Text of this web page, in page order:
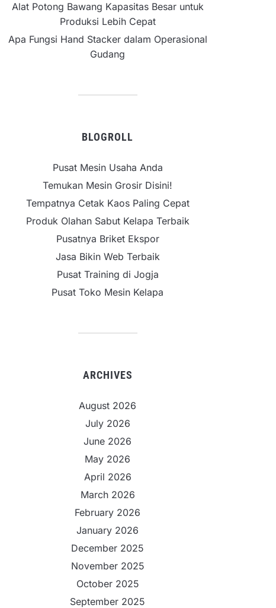
Alat Potong Bawang Kapasitas Besar untuk
Produksi Lebih Cepat
Apa Fungsi Hand Stacker dalam Operasional
Gudang
BLOGROLL
Pusat Mesin Usaha Anda
Temukan Mesin Grosir Disini!
Tempatnya Cetak Kaos Paling Cepat
Produk Olahan Sabut Kelapa Terbaik
Pusatnya Briket Ekspor
Jasa Bikin Web Terbaik
Pusat Training di Jogja
Pusat Toko Mesin Kelapa
ARCHIVES
August 2026
July 2026
June 2026
May 2026
April 2026
March 2026
February 2026
January 2026
December 2025
November 2025
October 2025
September 2025